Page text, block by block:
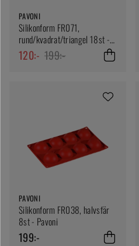
PAVONI
Silikonform FR071,
rund/kvadrat/triangel 18st -
Pavoni
120:- 199:-
PAVONI
Silikonform FR038, halvsfär
8st - Pavoni
199:-